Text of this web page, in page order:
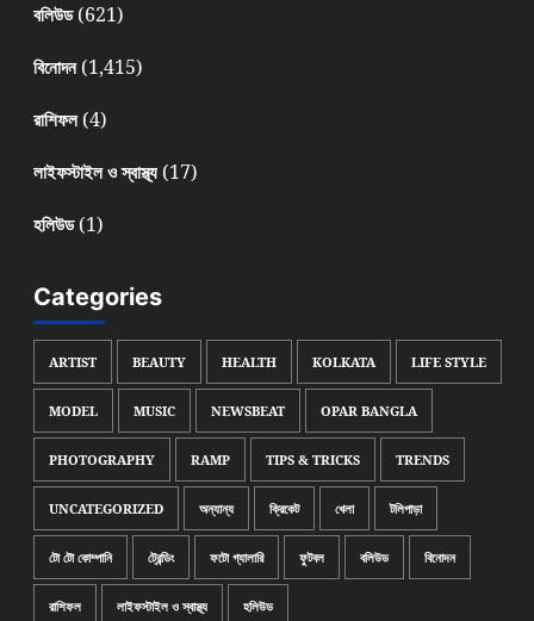
বলিউড(621)
বিনোদন(1,415)
রাশিফল(4)
লাইফস্টাইল ও স্বাস্থ্য(17)
হলিউড(1)
Categories
ARTIST BEAUTY HEALTH KOLKATA LIFE STYLE
MODEL MUSIC NEWSBEAT OPAR BANGLA
PHOTOGRAPHY RAMP TIPS & TRICKS TRENDS
UNCATEGORIZED অন্যান্য ক্রিকেট খেলা টলিপাড়া
টো টো কোম্পানি ট্রেন্ডিং ফটো গ্যালারি ফুটবল বলিউড বিনোদন
রাশিফল লাইফস্টাইল ও স্বাস্থ্য হলিউড